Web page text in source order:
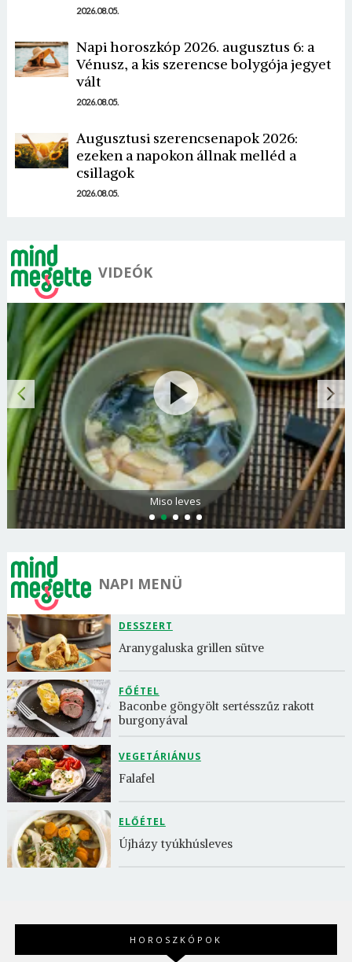
2026.08.05.
Napi horoszkóp 2026. augusztus 6: a
Vénusz, a kis szerencse bolygója jegyet
vált
2026.08.05.
Augusztusi szerencsenapok 2026:
ezeken a napokon állnak melléd a
csillagok
2026.08.05.
VIDEÓK
Miso leves
NAPI MENÜ
DESSZERT
Aranygaluska grillen sütve
FŐÉTEL
Baconbe göngyölt sertésszűz rakott
burgonyával
VEGETÁRIÁNUS
Falafel
ELŐÉTEL
Újházy tyúkhúsleves
HOROSZKÓPOK
Borsonline bejelentkezés
E-mail cím vagy felhasználónév
Jelszó